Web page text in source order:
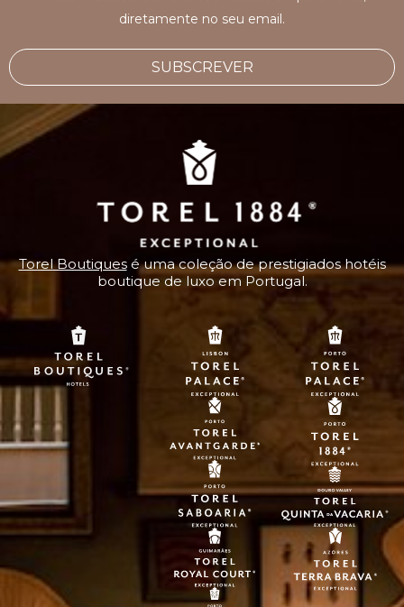
diretamente no seu email.
SUBSCREVER
Torel Boutiquesé uma coleção de prestigiados hotéis
boutique de luxo em Portugal.